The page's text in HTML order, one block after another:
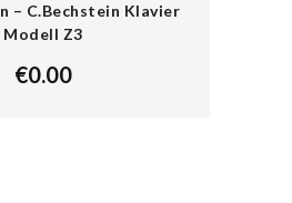
– C.Bechstein Klavier
Modell Z3
€0.00